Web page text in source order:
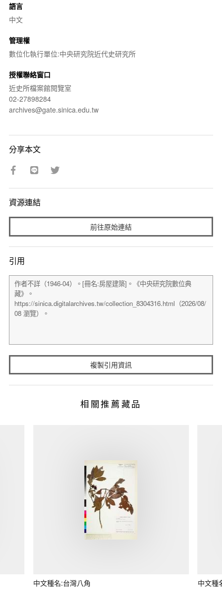
語言
中文
管理權
數位化執行單位:中央研究院近代史研究所
授權聯絡窗口
近史所檔案館閱覽室
02-27898284
archives@gate.sinica.edu.tw
分享本文
資源連結
前往原始連結
引用
複製引用資訊
相關推薦藏品
中文種名:台灣八角 中文種